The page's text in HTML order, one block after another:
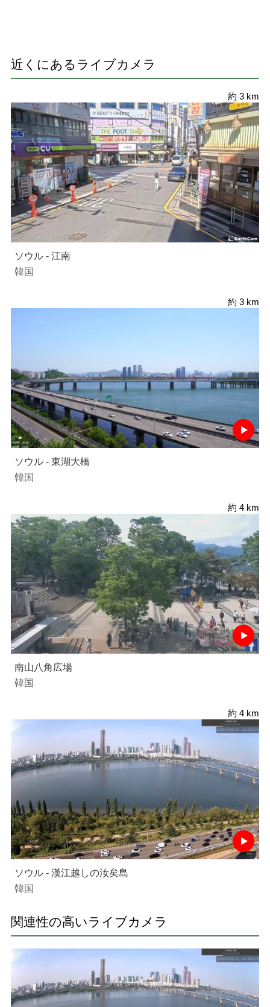
近くにあるライブカメラ
約 3 km
ソウル - 江南
韓国
約 3 km
ソウル - 東湖大橋
韓国
約 4 km
南山八角広場
韓国
約 4 km
ソウル - 漢江越しの汝矣島
韓国
関連性の高いライブカメラ